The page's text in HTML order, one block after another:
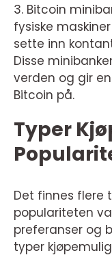
3. Bitcoin
fysiske
sette inn
Disse
verden og gir
Bitcoin på.
Typer
Det finnes flere
populariteten
preferanser og
typer